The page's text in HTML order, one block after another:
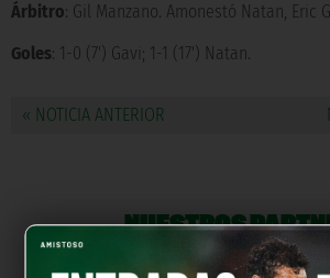
Árbitro: Gil Manzano. Amonestó Natan, Eric
Goles: 1-0 (7') Gavi; 1-1 (17') Natan.
« NOTICIA ANTERIOR
NUESTROS